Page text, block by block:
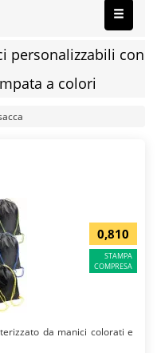
personalizzabili con
a colori
0,810
STAMPA
COMPRESA
da manici colorati e